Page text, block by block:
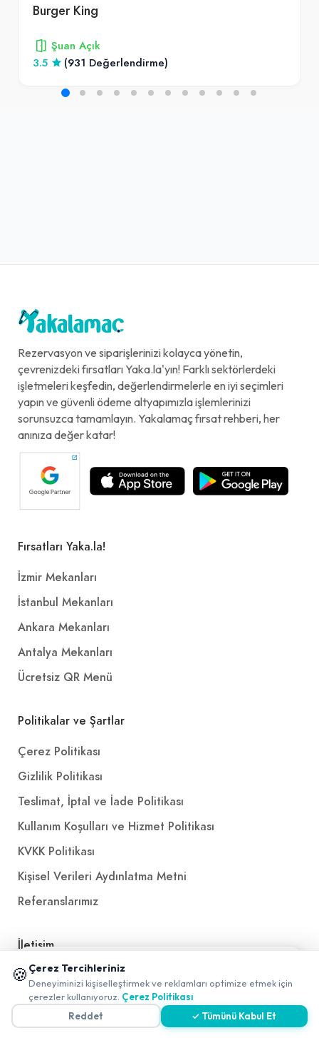
Burger King
Şuan Açık
3.5
(931 Değerlendirme)
Rezervasyon ve siparişlerinizi kolayca yönetin,
çevrenizdeki fırsatları Yaka.la'yın! Farklı sektörlerdeki
işletmeleri keşfedin, değerlendirmelerle en iyi seçimleri
yapın ve güvenli ödeme altyapımızla işlemlerinizi
sorunsuzca tamamlayın. Yakalamaç fırsat rehberi, her
anınıza değer katar!
Fırsatları Yaka.la!
İzmir Mekanları
İstanbul Mekanları
Ankara Mekanları
Antalya Mekanları
Ücretsiz QR Menü
Politikalar ve Şartlar
Çerez Politikası
Gizlilik Politikası
Teslimat, İptal ve İade Politikası
Kullanım Koşulları ve Hizmet Politikası
KVKK Politikası
Kişisel Verileri Aydınlatma Metni
Referanslarımız
İletişim
E-Posta iletisim@yakalamac.com.tr
Dokuz Eylül Üniversitesi Teknoparkı Adatepe Mah.
Doğuş Cad. No:207 Z İç Kapı No:1 Buca/İzmir
🍪 Çerez Tercihleriniz
Deneyiminizi kişiselleştirmek ve reklamları optimize etmek için
çerezler kullanıyoruz. Çerez Politikası
Reddet
✓ Tümünü Kabul Et
📱 Mobil uygulamamızı keşfedin!
✖